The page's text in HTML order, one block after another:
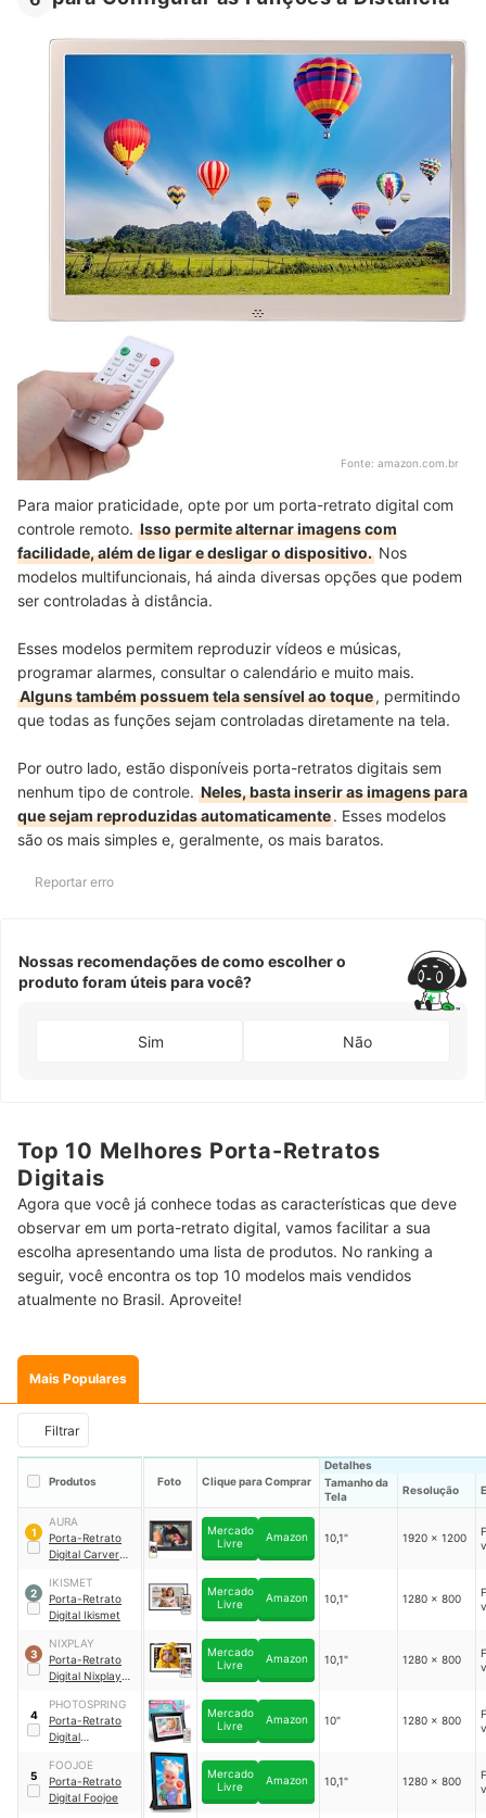
Fonte: amazon.com.br
Para maior praticidade, opte por um porta-retrato digital com
controle remoto. Isso permite alternar imagens com
facilidade, além de ligar e desligar o dispositivo. Nos
modelos multifuncionais, há ainda diversas opções que podem
ser controladas à distância.
Esses modelos permitem reproduzir vídeos e músicas,
programar alarmes, consultar o calendário e muito mais.
Alguns também possuem tela sensível ao toque, permitindo
que todas as funções sejam controladas diretamente na tela.
Por outro lado, estão disponíveis porta-retratos digitais sem
nenhum tipo de controle. Neles, basta inserir as imagens para
que sejam reproduzidas automaticamente. Esses modelos
são os mais simples e, geralmente, os mais baratos.
Reportar erro
Nossas recomendações de como escolher o
produto foram úteis para você?
Sim Não
Top 10 Melhores Porta-Retratos
Digitais
Agora que você já conhece todas as características que deve
observar em um porta-retrato digital, vamos facilitar a sua
escolha apresentando uma lista de produtos. No ranking a
seguir, você encontra os top 10 modelos mais vendidos
atualmente no Brasil. Aproveite!
Mais Populares
Filtrar
Produtos Foto Clique para Comprar
Detalhes
Tamanho da
Tela
Resolução
1
AURA
Porta-Retrato
Digital Carver
BLK
Mercado
Livre
Amazon 10,1" 1920 x 1200
2
IKISMET
Porta-Retrato
Digital Ikismet
Mercado
Livre
Amazon 10,1" 1280 x 800
3
NIXPLAY
Porta-Retrato
Digital Nixplay
Mercado
Livre
Amazon 10,1" 1280 x 800
4
PHOTOSPRING
Porta-Retrato
Digital
PSF-101
Mercado
Livre
Amazon 10" 1280 x 800
5
FOOJOE
Porta-Retrato
Digital Foojoe
Mercado
Livre
Amazon 10,1" 1280 x 800